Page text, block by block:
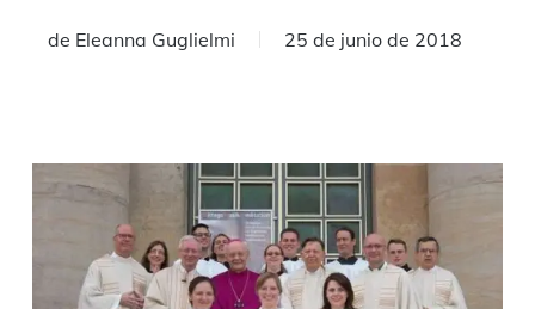
de Eleanna Guglielmi 25 de junio de 2018